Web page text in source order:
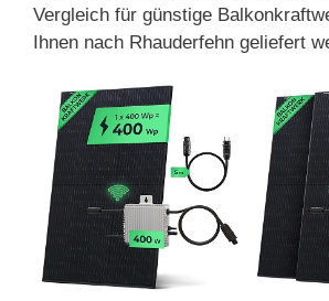
Vergleich für günstige
Ihnen nach Rhauderfehn geliefert